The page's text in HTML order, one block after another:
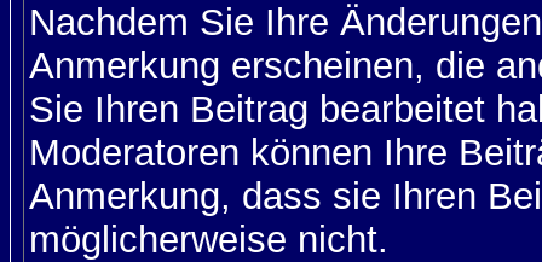
Nachdem Sie Ihre
Anmerkung erscheinen, die
Sie Ihren Beitrag bearbeitet
Moderatoren können Ihre
Anmerkung, dass sie Ihren
möglicherweise nicht.